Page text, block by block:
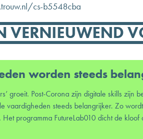
cs-b5548cba
VERNIEUWEND
worden steeds
groeit. Post-Corona zijn digitale skills zijn
vaardigheden steeds belangrijker. Zo
programma FutureLab010 dicht de